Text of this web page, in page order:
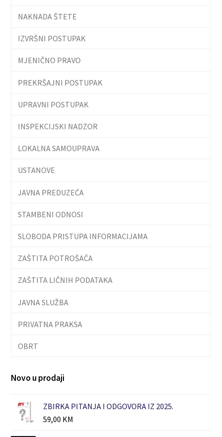
NAKNADA ŠTETE
IZVRŠNI POSTUPAK
MJENIČNO PRAVO
PREKRŠAJNI POSTUPAK
UPRAVNI POSTUPAK
INSPEKCIJSKI NADZOR
LOKALNA SAMOUPRAVA
USTANOVE
JAVNA PREDUZEĆA
STAMBENI ODNOSI
SLOBODA PRISTUPA INFORMACIJAMA
ZAŠTITA POTROŠAČA
ZAŠTITA LIČNIH PODATAKA
JAVNA SLUŽBA
PRIVATNA PRAKSA
OBRT
Novo u prodaji
ZBIRKA PITANJA I ODGOVORA IZ 2025.
59,00 KM